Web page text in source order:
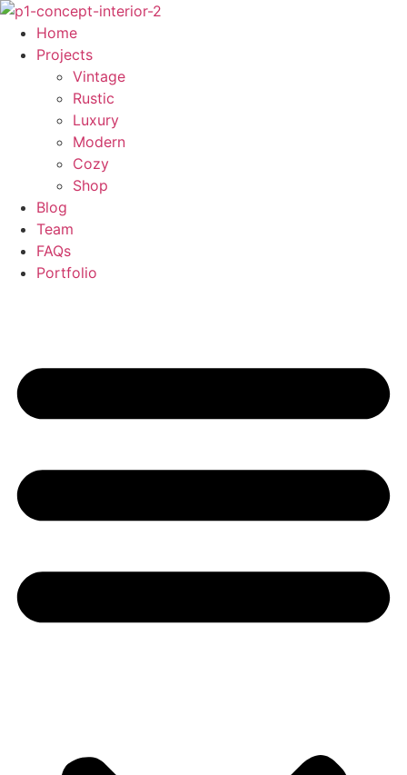
Skip
content
Home
Projects
Vintage
Rustic
Luxury
Modern
Cozy
Shop
Blog
Team
FAQs
Portfolio